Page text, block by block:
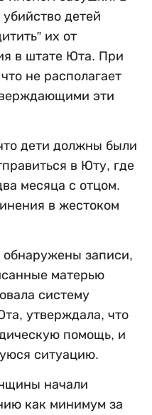
детей
их от
в штате Юта. При
не располагает
эти
дети должны были
в Юту, где
месяца с отцом.
в жестоком
обнаружены записи,
матерью
систему
утверждала, что
помощь, и
ситуацию.
начали
как минимум за